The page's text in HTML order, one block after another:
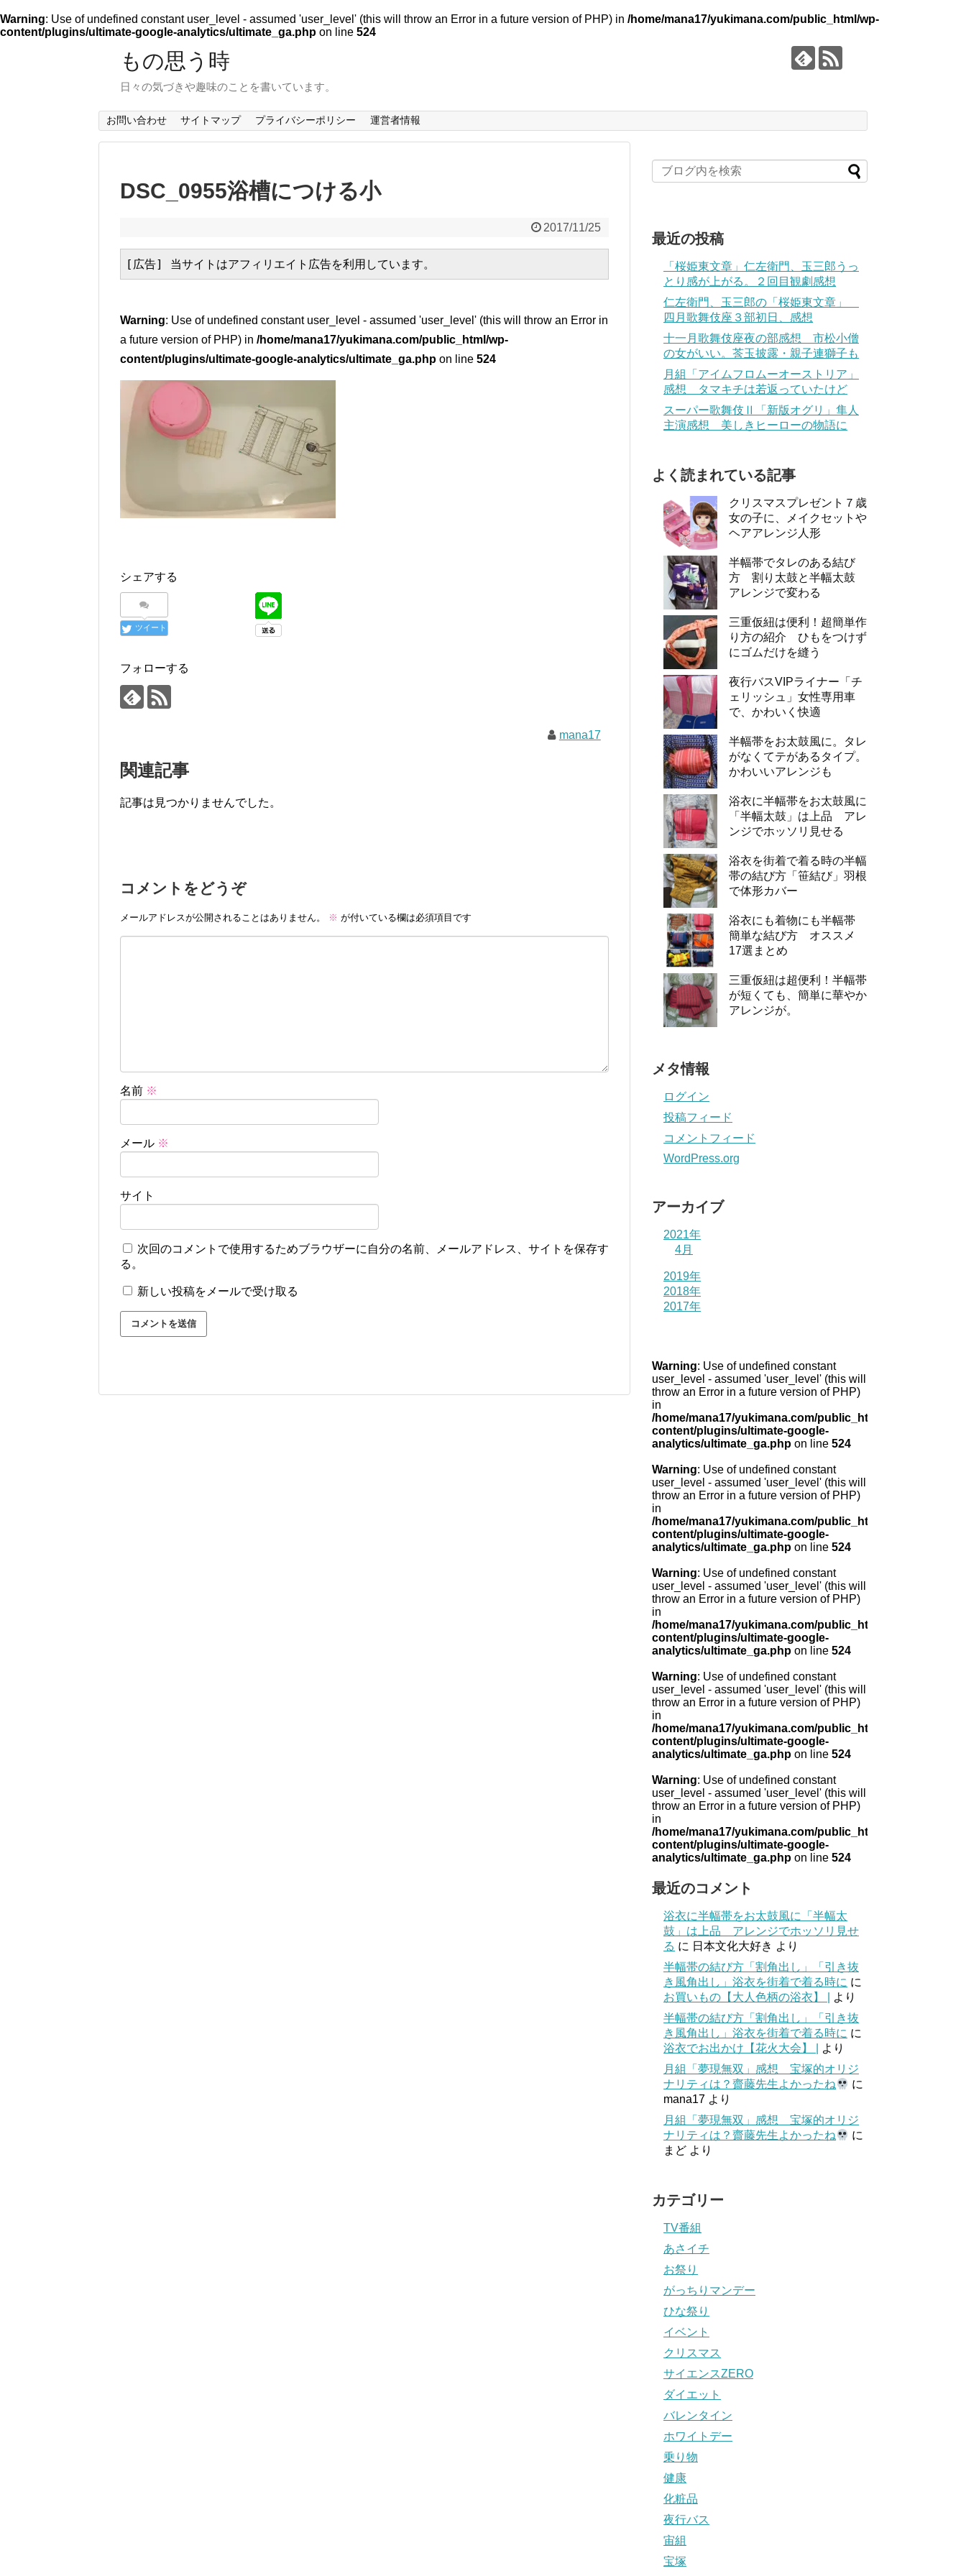
Warning: Use of undefined constant user_level - assumed 'user_level' (this will throw an Error in a future version of PHP) in /home/mana17/yukimana.com/public_html/wp-
content/plugins/ultimate-google-analytics/ultimate_ga.php on line 524
もの思う時
日々の気づきや趣味のことを書いています。
お問い合わせ サイトマップ プライバシーポリシー 運営者情報
DSC_0955浴槽につける小
2017/11/25
[広告] 当サイトはアフィリエイト広告を利用しています。
Warning: Use of undefined constant user_level - assumed 'user_level' (this will throw an Error in
a future version of PHP) in /home/mana17/yukimana.com/public_html/wp-
content/plugins/ultimate-google-analytics/ultimate_ga.php on line 524
シェアする
ツイート
フォローする
mana17
関連記事
記事は見つかりませんでした。
コメントをどうぞ
メールアドレスが公開されることはありません。 ※ が付いている欄は必須項目です
名前 ※
メール ※
サイト
次回のコメントで使用するためブラウザーに自分の名前、メールアドレス、サイトを保存す
る。
新しい投稿をメールで受け取る
最近の投稿
「桜姫東文章」仁左衛門、玉三郎うっ
とり感が上がる。２回目観劇感想
仁左衛門、玉三郎の「桜姫東文章」
四月歌舞伎座３部初日、感想
十一月歌舞伎座夜の部感想 市松小僧
の女がいい。莟玉披露・親子連獅子も
月組「アイムフロムーオーストリア」
感想 タマキチは若返っていたけど
スーパー歌舞伎Ⅱ「新版オグリ」隼人
主演感想 美しきヒーローの物語に
よく読まれている記事
クリスマスプレゼント７歳
女の子に、メイクセットや
ヘアアレンジ人形
半幅帯でタレのある結び
方 割り太鼓と半幅太鼓
アレンジで変わる
三重仮紐は便利！超簡単作
り方の紹介 ひもをつけず
にゴムだけを縫う
夜行バスVIPライナー「チ
ェリッシュ」女性専用車
で、かわいく快適
半幅帯をお太鼓風に。タレ
がなくてテがあるタイプ。
かわいいアレンジも
浴衣に半幅帯をお太鼓風に
「半幅太鼓」は上品 アレ
ンジでホッソリ見せる
浴衣を街着で着る時の半幅
帯の結び方「笹結び」羽根
で体形カバー
浴衣にも着物にも半幅帯
簡単な結び方 オススメ
17選まとめ
三重仮紐は超便利！半幅帯
が短くても、簡単に華やか
アレンジが。
メタ情報
ログイン
投稿フィード
コメントフィード
WordPress.org
アーカイブ
2021年
4月
2019年
2018年
2017年
Warning: Use of undefined constant
user_level - assumed 'user_level' (this will
throw an Error in a future version of PHP)
in
/home/mana17/yukimana.com/public_html/wp-
content/plugins/ultimate-google-
analytics/ultimate_ga.php on line 524
Warning: Use of undefined constant
user_level - assumed 'user_level' (this will
throw an Error in a future version of PHP)
in
/home/mana17/yukimana.com/public_html/wp-
content/plugins/ultimate-google-
analytics/ultimate_ga.php on line 524
Warning: Use of undefined constant
user_level - assumed 'user_level' (this will
throw an Error in a future version of PHP)
in
/home/mana17/yukimana.com/public_html/wp-
content/plugins/ultimate-google-
analytics/ultimate_ga.php on line 524
Warning: Use of undefined constant
user_level - assumed 'user_level' (this will
throw an Error in a future version of PHP)
in
/home/mana17/yukimana.com/public_html/wp-
content/plugins/ultimate-google-
analytics/ultimate_ga.php on line 524
Warning: Use of undefined constant
user_level - assumed 'user_level' (this will
throw an Error in a future version of PHP)
in
/home/mana17/yukimana.com/public_html/wp-
content/plugins/ultimate-google-
analytics/ultimate_ga.php on line 524
最近のコメント
浴衣に半幅帯をお太鼓風に「半幅太
鼓」は上品 アレンジでホッソリ見せ
る に 日本文化大好き より
半幅帯の結び方「割角出し」「引き抜
き風角出し」浴衣を街着で着る時に に
お買いもの【大人色柄の浴衣】 |
より
半幅帯の結び方「割角出し」「引き抜
き風角出し」浴衣を街着で着る時に に
浴衣でお出かけ【花火大会】 |
より
月組「夢現無双」感想 宝塚的オリジ
ナリティは？齋藤先生よかったね
に
mana17 より
月組「夢現無双」感想 宝塚的オリジ
ナリティは？齋藤先生よかったね
に
まど より
カテゴリー
TV番組
あさイチ
お祭り
がっちりマンデー
ひな祭り
イベント
クリスマス
サイエンスZERO
ダイエット
バレンタイン
ホワイトデー
乗り物
健康
化粧品
夜行バス
宙組
宝塚